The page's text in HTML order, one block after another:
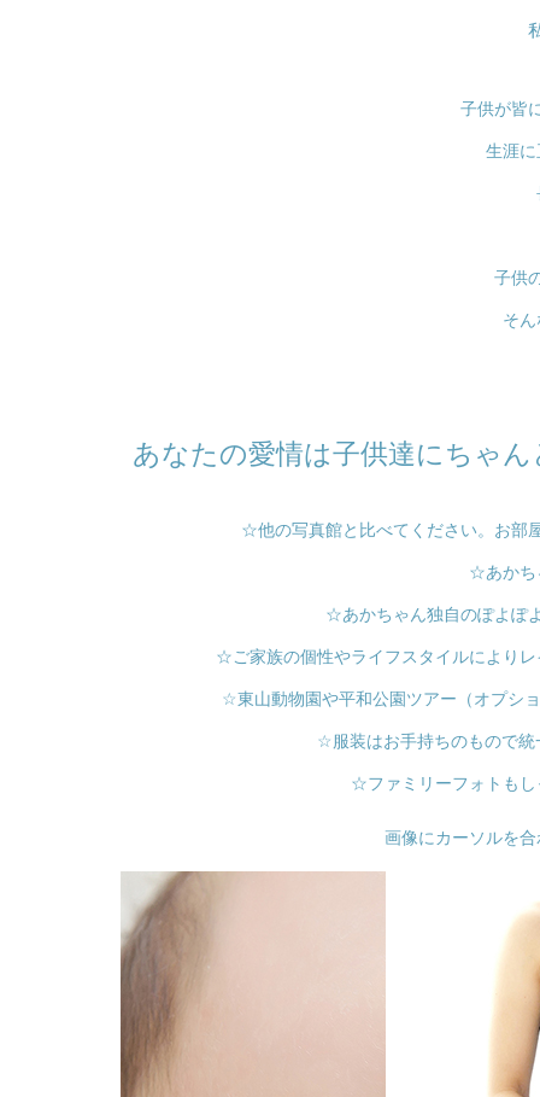
子供が皆
生涯
子供
そ
あなたの愛情は子供達にちゃ
☆他の写真館と比べてください。お部
☆あかち
☆あかちゃん独自のぽよぽ
☆ご家族の個性やライフスタイルにより
☆東山動物園や平和公園ツアー（オプシ
☆服装はお手持ちのもので統
☆ファミリーフォトもし
画像にカーソルを